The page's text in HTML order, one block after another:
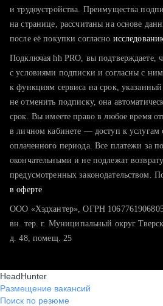
тратите много времени на
хотите сравнить себя с
и трудоустройства. Преимущества
на странице, рассчитаны на основе
после её покупки согласно
Подключая hh PRO, вы подтверждаете,
с условиями подписки и согласны с
к функциям сервиса на срок,
не отменить подписку, она
срок. Вы имеете право в любое время
в личном кабинете — доступ к услугам
оплаченного периода. Все платежи за
окончательными и не подлежат
предусмотренных законодательством.
в оферте
ООО «Хэдхантер», ОГРН
вн. тер. г. Муниципальный округ
д. 48, помещ. 25
HeadHunter
Размещение вакансий
Поиск по резюме